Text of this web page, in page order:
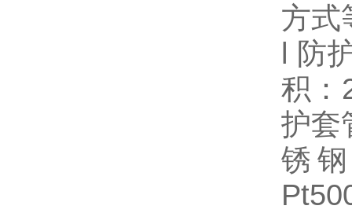
方式
l 防
积：
护套
锈